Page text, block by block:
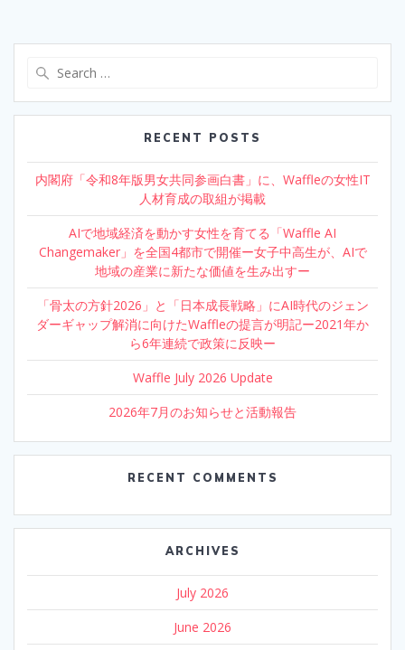
RECENT POSTS
内閣府「令和8年版男女共同参画白書」に、Waffleの女性IT
人材育成の取組が掲載
AIで地域経済を動かす女性を育てる「Waffle AI
Changemaker」を全国4都市で開催ー女子中高生が、AIで
地域の産業に新たな価値を生み出すー
「骨太の方針2026」と「日本成長戦略」にAI時代のジェン
ダーギャップ解消に向けたWaffleの提言が明記ー2021年か
ら6年連続で政策に反映ー
Waffle July 2026 Update
2026年7月のお知らせと活動報告
RECENT COMMENTS
ARCHIVES
July 2026
June 2026